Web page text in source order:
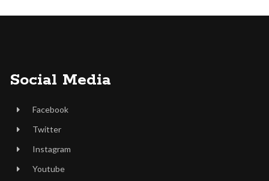
Social Media
Facebook
Twitter
Instagram
Youtube